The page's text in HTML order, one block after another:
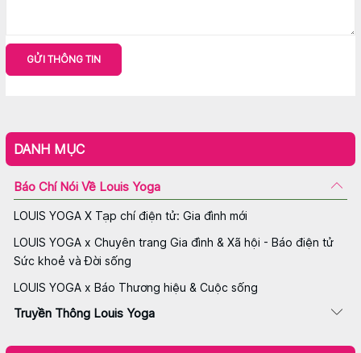
GỬI THÔNG TIN
DANH MỤC
Báo Chí Nói Về Louis Yoga
LOUIS YOGA X Tạp chí điện tử: Gia đình mới
LOUIS YOGA x Chuyên trang Gia đình & Xã hội - Báo điện tử
Sức khoẻ và Đời sống
LOUIS YOGA x Báo Thương hiệu & Cuộc sống
Truyền Thông Louis Yoga